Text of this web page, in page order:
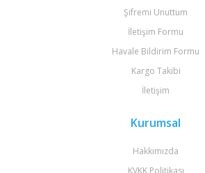
Şifremi Unuttum
İletişim Formu
Havale Bildirim Formu
Kargo Takibi
İletişim
Kurumsal
Hakkımızda
KVKK Politikası